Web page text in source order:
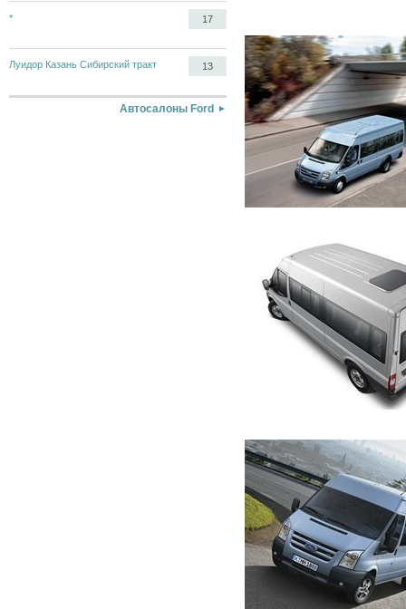
* 17
Луидор Казань Сибирский тракт 13
Автосалоны Ford